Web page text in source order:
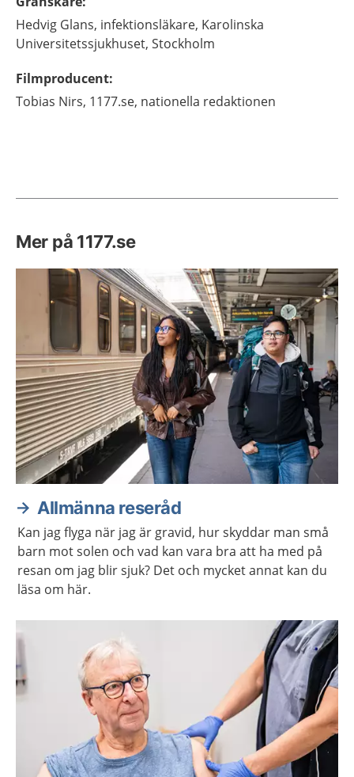
Hedvig Glans, infektionsläkare, Karolinska
Universitetssjukhuset, Stockholm
Filmproducent:
Tobias Nirs, 1177.se, nationella redaktionen
Mer på 1177.se
Allmänna reseråd
Kan jag flyga när jag är gravid, hur skyddar man små
barn mot solen och vad kan vara bra att ha med på
resan om jag blir sjuk? Det och mycket annat kan du
läsa om här.